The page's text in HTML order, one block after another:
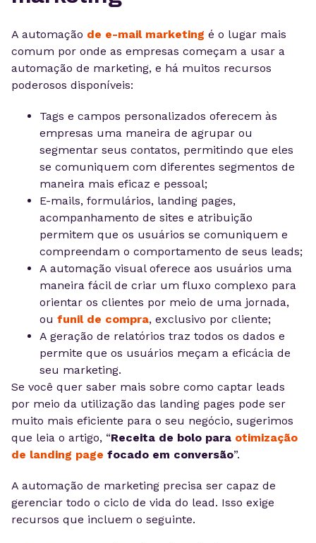
A automação de e-mail marketing é o lugar mais
comum por onde as empresas começam a usar a
automação de marketing, e há muitos recursos
poderosos disponíveis:
Tags e campos personalizados oferecem às
empresas uma maneira de agrupar ou
segmentar seus contatos, permitindo que eles
se comuniquem com diferentes segmentos de
maneira mais eficaz e pessoal;
E-mails, formulários, landing pages,
acompanhamento de sites e atribuição
permitem que os usuários se comuniquem e
compreendam o comportamento de seus leads;
A automação visual oferece aos usuários uma
maneira fácil de criar um fluxo complexo para
orientar os clientes por meio de uma jornada,
ou funil de compra, exclusivo por cliente;
A geração de relatórios traz todos os dados e
permite que os usuários meçam a eficácia de
seu marketing.
Se você quer saber mais sobre como captar leads
por meio da utilização das landing pages pode ser
muito mais eficiente para o seu negócio, sugerimos
que leia o artigo, “Receita de bolo para otimização
de landing page focado em conversão”.
A automação de marketing precisa ser capaz de
gerenciar todo o ciclo de vida do lead. Isso exige
recursos que incluem o seguinte.